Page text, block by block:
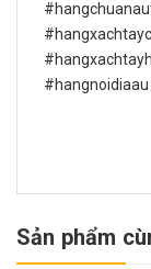
Sản phẩm